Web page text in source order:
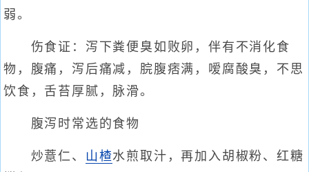
弱。
伤食证：泻下粪便臭如败卵，伴有不消化食
物，腹痛，泻后痛减，脘腹痞满，嗳腐酸臭，不思
饮食，舌苔厚腻，脉滑。
腹泻时常选的食物
炒薏仁、 山楂水煎取汁，再加入胡椒粉、红糖